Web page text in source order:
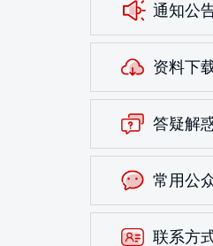
通知公
资料下
答疑解
常用公
联系方